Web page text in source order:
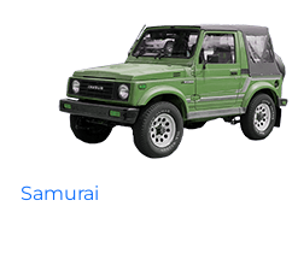
Samurai